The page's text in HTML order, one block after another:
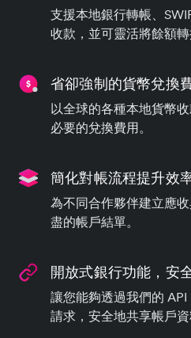
支援本地銀行轉帳、
收款，並可靈活將餘額轉
省卻強制的貨幣兌換
以全球的各種本地貨幣
必要的兌換費用。
簡化對帳流程提升效
為不同合作夥伴建立應
盡的帳戶結單。
開放式銀行功能，安
讓您能夠透過我們的
請求，安全地共享帳戶資